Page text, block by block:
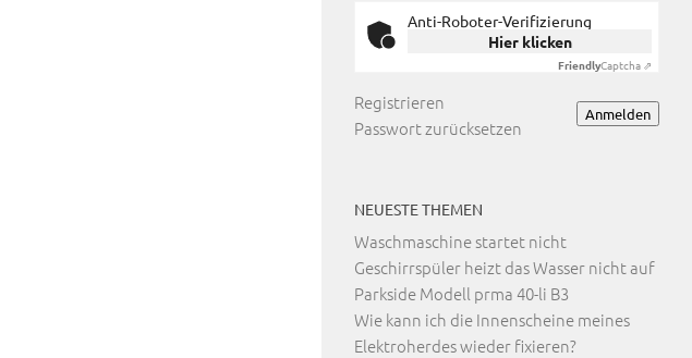
Anti-Roboter-Verifizierung
Hier klicken
FriendlyCaptcha ⇗
Anmelden
Registrieren
Passwort zurücksetzen
NEUESTE THEMEN
Waschmaschine startet nicht
Geschirrspüler heizt das Wasser nicht auf
Parkside Modell prma 40-li B3
Wie kann ich die Innenscheine meines
Elektroherdes wieder fixieren?